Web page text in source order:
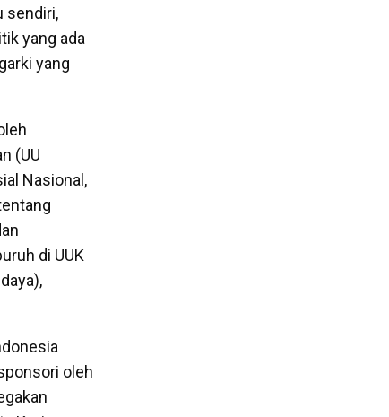
sendiri,
yang ada
yang
(UU
Nasional,
di UUK
oleh